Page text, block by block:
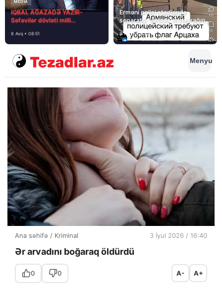
MEDİA
İQBAL AĞAZADƏ YAZIR-
Səfəvilər dövləti milli
8 Avq • 08:51
Erməni polisi stadionda
separatçı “Artsax”ın bayrağını
müsadirə etdi və…
8 Avq • 08:39
Menyu
Ana səhifə / Kriminal 3 İyul 2026 / 16:40
Ər arvadını boğaraq öldürdü
0 0 A- A+